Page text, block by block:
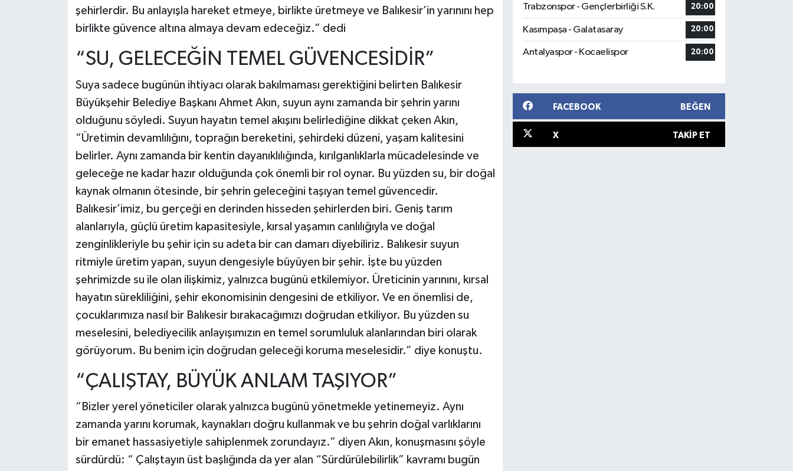
şehirlerdir. Bu anlayışla hareket etmeye, birlikte üretmeye ve Balıkesir’in yarınını hep
birlikte güvence altına almaya devam edeceğiz.” dedi
“SU, GELECEĞİN TEMEL GÜVENCESİDİR”
Suya sadece bugünün ihtiyacı olarak bakılmaması gerektiğini belirten Balıkesir
Büyükşehir Belediye Başkanı Ahmet Akın, suyun aynı zamanda bir şehrin yarını
olduğunu söyledi. Suyun hayatın temel akışını belirlediğine dikkat çeken Akın,
“Üretimin devamlılığını, toprağın bereketini, şehirdeki düzeni, yaşam kalitesini
belirler. Aynı zamanda bir kentin dayanıklılığında, kırılganlıklarla mücadelesinde ve
geleceğe ne kadar hazır olduğunda çok önemli bir rol oynar. Bu yüzden su, bir doğal
kaynak olmanın ötesinde, bir şehrin geleceğini taşıyan temel güvencedir.
Balıkesir’imiz, bu gerçeği en derinden hisseden şehirlerden biri. Geniş tarım
alanlarıyla, güçlü üretim kapasitesiyle, kırsal yaşamın canlılığıyla ve doğal
zenginlikleriyle bu şehir için su adeta bir can damarı diyebiliriz. Balıkesir suyun
ritmiyle üretim yapan, suyun dengesiyle büyüyen bir şehir. İşte bu yüzden
şehrimizde su ile olan ilişkimiz, yalnızca bugünü etkilemiyor. Üreticinin yarınını, kırsal
hayatın sürekliliğini, şehir ekonomisinin dengesini de etkiliyor. Ve en önemlisi de,
çocuklarımıza nasıl bir Balıkesir bırakacağımızı doğrudan etkiliyor. Bu yüzden su
meselesini, belediyecilik anlayışımızın en temel sorumluluk alanlarından biri olarak
görüyorum. Bu benim için doğrudan geleceği koruma meselesidir.” diye konuştu.
“ÇALIŞTAY, BÜYÜK ANLAM TAŞIYOR”
“Bizler yerel yöneticiler olarak yalnızca bugünü yönetmekle yetinemeyiz. Aynı
zamanda yarını korumak, kaynakları doğru kullanmak ve bu şehrin doğal varlıklarını
bir emanet hassasiyetiyle sahiplenmek zorundayız.” diyen Akın, konuşmasını şöyle
sürdürdü: “ Çalıştayın üst başlığında da yer alan “Sürdürülebilirlik” kavramı bugün
Trabzonspor - Gençlerbirliği S.K. 20:00
Kasımpaşa - Galatasaray 20:00
Antalyaspor - Kocaelispor 20:00
FACEBOOK BEĞEN
X TAKIP ET